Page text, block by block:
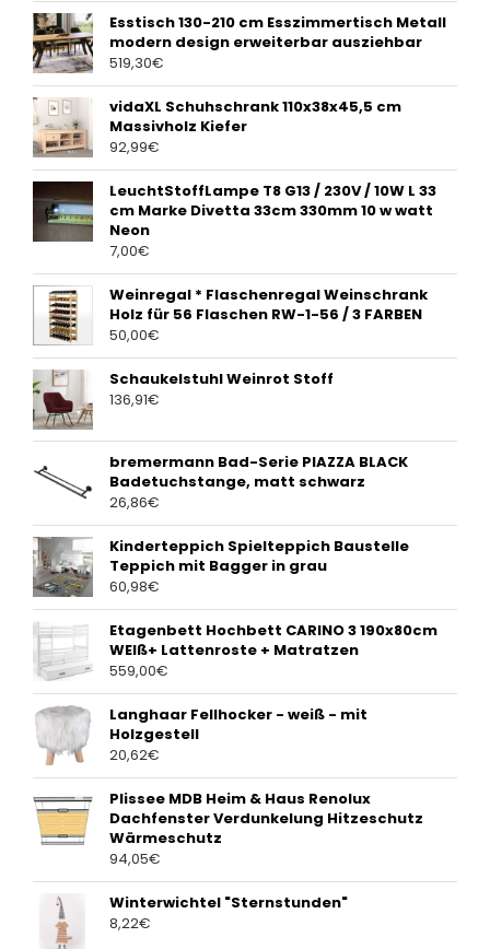
Esstisch 130-210 cm Esszimmertisch Metall
modern design erweiterbar ausziehbar
519,30€
vidaXL Schuhschrank 110x38x45,5 cm
Massivholz Kiefer
92,99€
LeuchtStoffLampe T8 G13 / 230V / 10W L 33
cm Marke Divetta 33cm 330mm 10 w watt
Neon
7,00€
Weinregal * Flaschenregal Weinschrank
Holz für 56 Flaschen RW-1-56 / 3 FARBEN
50,00€
Schaukelstuhl Weinrot Stoff
136,91€
bremermann Bad-Serie PIAZZA BLACK
Badetuchstange, matt schwarz
26,86€
Kinderteppich Spielteppich Baustelle
Teppich mit Bagger in grau
60,98€
Etagenbett Hochbett CARINO 3 190x80cm
WEIß+ Lattenroste + Matratzen
559,00€
Langhaar Fellhocker - weiß - mit
Holzgestell
20,62€
Plissee MDB Heim & Haus Renolux
Dachfenster Verdunkelung Hitzeschutz
Wärmeschutz
94,05€
Winterwichtel "Sternstunden"
8,22€